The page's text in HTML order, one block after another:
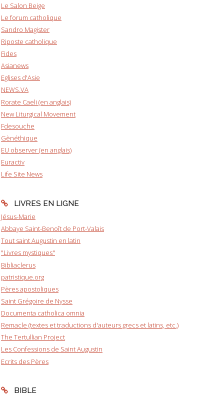
Le Salon Beige
Le forum catholique
Sandro Magister
Riposte catholique
Fides
Asianews
Eglises d'Asie
NEWS.VA
Rorate Caeli (en anglais)
New Liturgical Movement
Fdesouche
Gènéthique
EU observer (en anglais)
Euractiv
Life Site News
LIVRES EN LIGNE
Jésus-Marie
Abbaye Saint-Benoît de Port-Valais
Tout saint Augustin en latin
"Livres mystiques"
Bibliaclerus
patristique.org
Pères apostoliques
Saint Grégoire de Nysse
Documenta catholica omnia
Remacle (textes et traductions d'auteurs grecs et latins, etc.)
The Tertullian Project
Les Confessions de Saint Augustin
Ecrits des Pères
BIBLE